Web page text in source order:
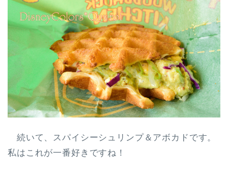
続いて、スパイシーシュリンプ＆アボカドです。
私はこれが一番好きですね！